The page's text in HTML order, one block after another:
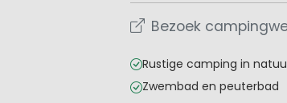
Bezoek
Rustige camping in
Zwembad en peuterbad